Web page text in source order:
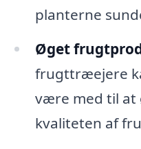
planterne
Øget
frugttræejere
være med til at
kvaliteten af